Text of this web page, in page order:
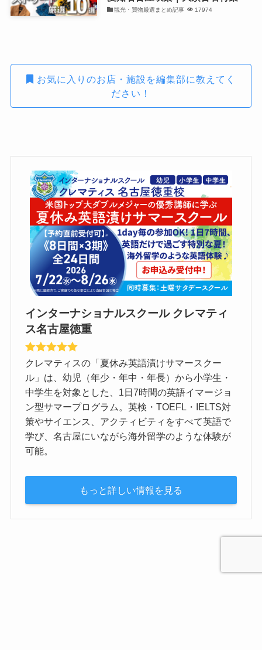
観光・買物厳選まとめ記事 17974
お気に入りのお店・施設を編集部に教えてく
ださい！
インターナショナルスクール クレマティ
ス名古屋徳重
クレマティスの「夏休み英語漬けサマースクー
ル」は、幼児（年少・年中・年長）から小学生・
中学生を対象とした、1日7時間の英語イマージョ
ン型サマープログラム。英検・TOEFL・IELTS対
策やサイエンス、アクティビティをすべて英語で
学び、名古屋にいながら海外留学のような体験が
可能。
もっと詳しい情報を見る